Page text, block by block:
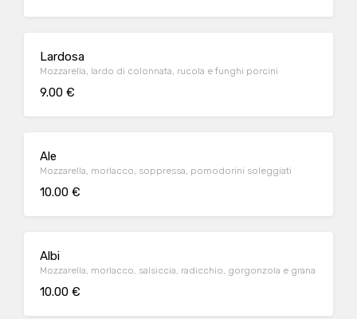
Lardosa
Mozzarella, lardo di colonnata, rucola e funghi porcini
9.00 €
Ale
Mozzarella, morlacco, soppressa, pomodorini soleggiati
10.00 €
Albi
Mozzarella, morlacco, salsiccia, radicchio, gorgonzola e grana
10.00 €